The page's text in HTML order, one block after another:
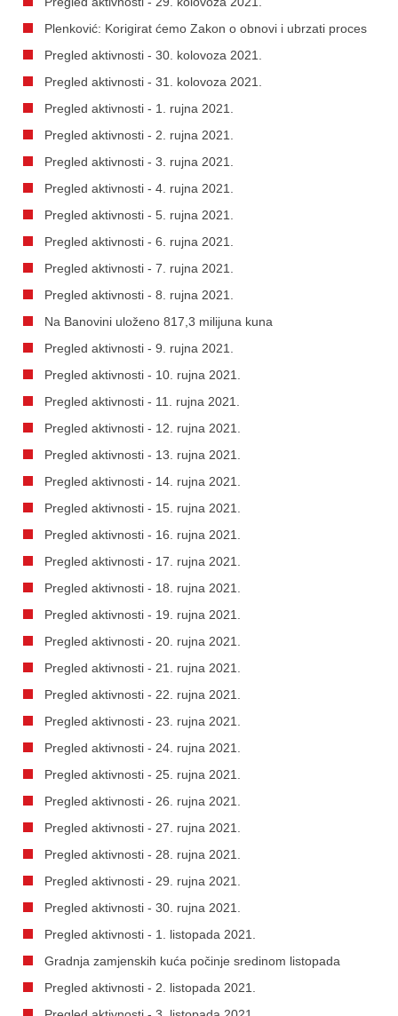
Plenković: Korigirat ćemo Zakon o obnovi i ubrzati proces
Pregled aktivnosti - 30. kolovoza 2021.
Pregled aktivnosti - 31. kolovoza 2021.
Pregled aktivnosti - 1. rujna 2021.
Pregled aktivnosti - 2. rujna 2021.
Pregled aktivnosti - 3. rujna 2021.
Pregled aktivnosti - 4. rujna 2021.
Pregled aktivnosti - 5. rujna 2021.
Pregled aktivnosti - 6. rujna 2021.
Pregled aktivnosti - 7. rujna 2021.
Pregled aktivnosti - 8. rujna 2021.
Na Banovini uloženo 817,3 milijuna kuna
Pregled aktivnosti - 9. rujna 2021.
Pregled aktivnosti - 10. rujna 2021.
Pregled aktivnosti - 11. rujna 2021.
Pregled aktivnosti - 12. rujna 2021.
Pregled aktivnosti - 13. rujna 2021.
Pregled aktivnosti - 14. rujna 2021.
Pregled aktivnosti - 15. rujna 2021.
Pregled aktivnosti - 16. rujna 2021.
Pregled aktivnosti - 17. rujna 2021.
Pregled aktivnosti - 18. rujna 2021.
Pregled aktivnosti - 19. rujna 2021.
Pregled aktivnosti - 20. rujna 2021.
Pregled aktivnosti - 21. rujna 2021.
Pregled aktivnosti - 22. rujna 2021.
Pregled aktivnosti - 23. rujna 2021.
Pregled aktivnosti - 24. rujna 2021.
Pregled aktivnosti - 25. rujna 2021.
Pregled aktivnosti - 26. rujna 2021.
Pregled aktivnosti - 27. rujna 2021.
Pregled aktivnosti - 28. rujna 2021.
Pregled aktivnosti - 29. rujna 2021.
Pregled aktivnosti - 30. rujna 2021.
Pregled aktivnosti - 1. listopada 2021.
Gradnja zamjenskih kuća počinje sredinom listopada
Pregled aktivnosti - 2. listopada 2021.